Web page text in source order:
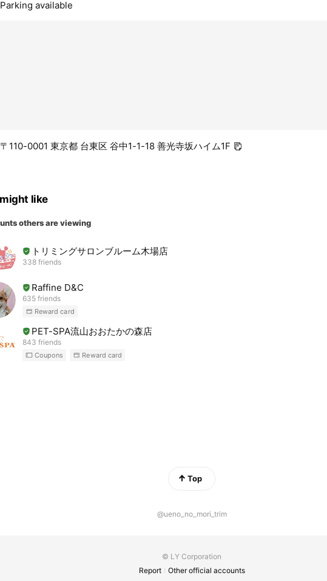
Parking available
〒110-0001 東京都 台東区 谷中1-1-18 善光寺坂ハイム1F
like
others are viewing
トリミングサロンブルーム木場店
338 friends
Raffine D&C
635 friends
Reward card
PET-SPA流山おおたかの森店
843 friends
Coupons Reward card
Top
@ueno_no_mori_trim
© LY Corporation
Report
Other official accounts